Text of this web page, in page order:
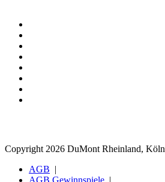
Copyright 2026 DuMont Rheinland, Köln
AGB
AGB Gewinnspiele